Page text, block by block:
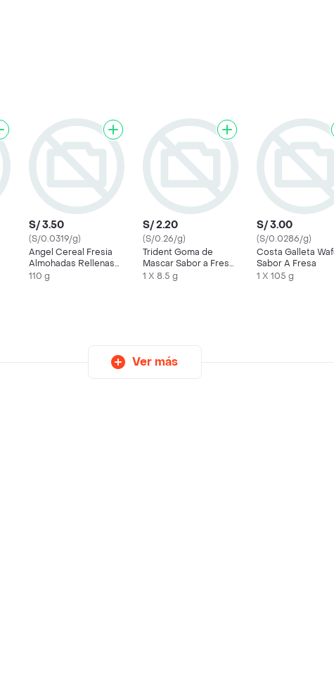
S/ 3.50
(S/0.0319/g)
Angel Cereal Fresia
Almohadas Rellenas
Sabor a Fresa
110 g
S/ 2.20
(S/0.26/g)
Trident Goma de
Mascar Sabor a Fresa
/ Frutilla
1 X 8.5 g
S/ 3.00
(S/0.0286/g)
Costa Galleta
Sabor A Fresa
1 X 105 g
Ver más